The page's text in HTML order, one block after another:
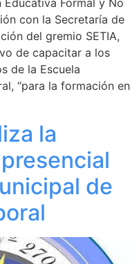
Formal y No
con la Secretaría de
del gremio SETIA,
de capacitar a los
de la Escuela
“para la formación en
la
de